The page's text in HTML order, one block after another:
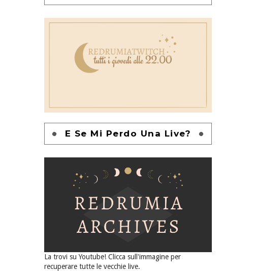
E Se Mi Perdo Una Live?
La trovi su Youtube! Clicca sull'immagine per
recuperare tutte le vecchie live.